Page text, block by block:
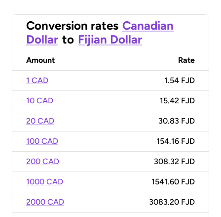
Conversion rates Canadian
Dollar to Fijian Dollar
Amount Rate
1 CAD 1.54 FJD
10 CAD 15.42 FJD
20 CAD 30.83 FJD
100 CAD 154.16 FJD
200 CAD 308.32 FJD
1000 CAD 1541.60 FJD
2000 CAD 3083.20 FJD